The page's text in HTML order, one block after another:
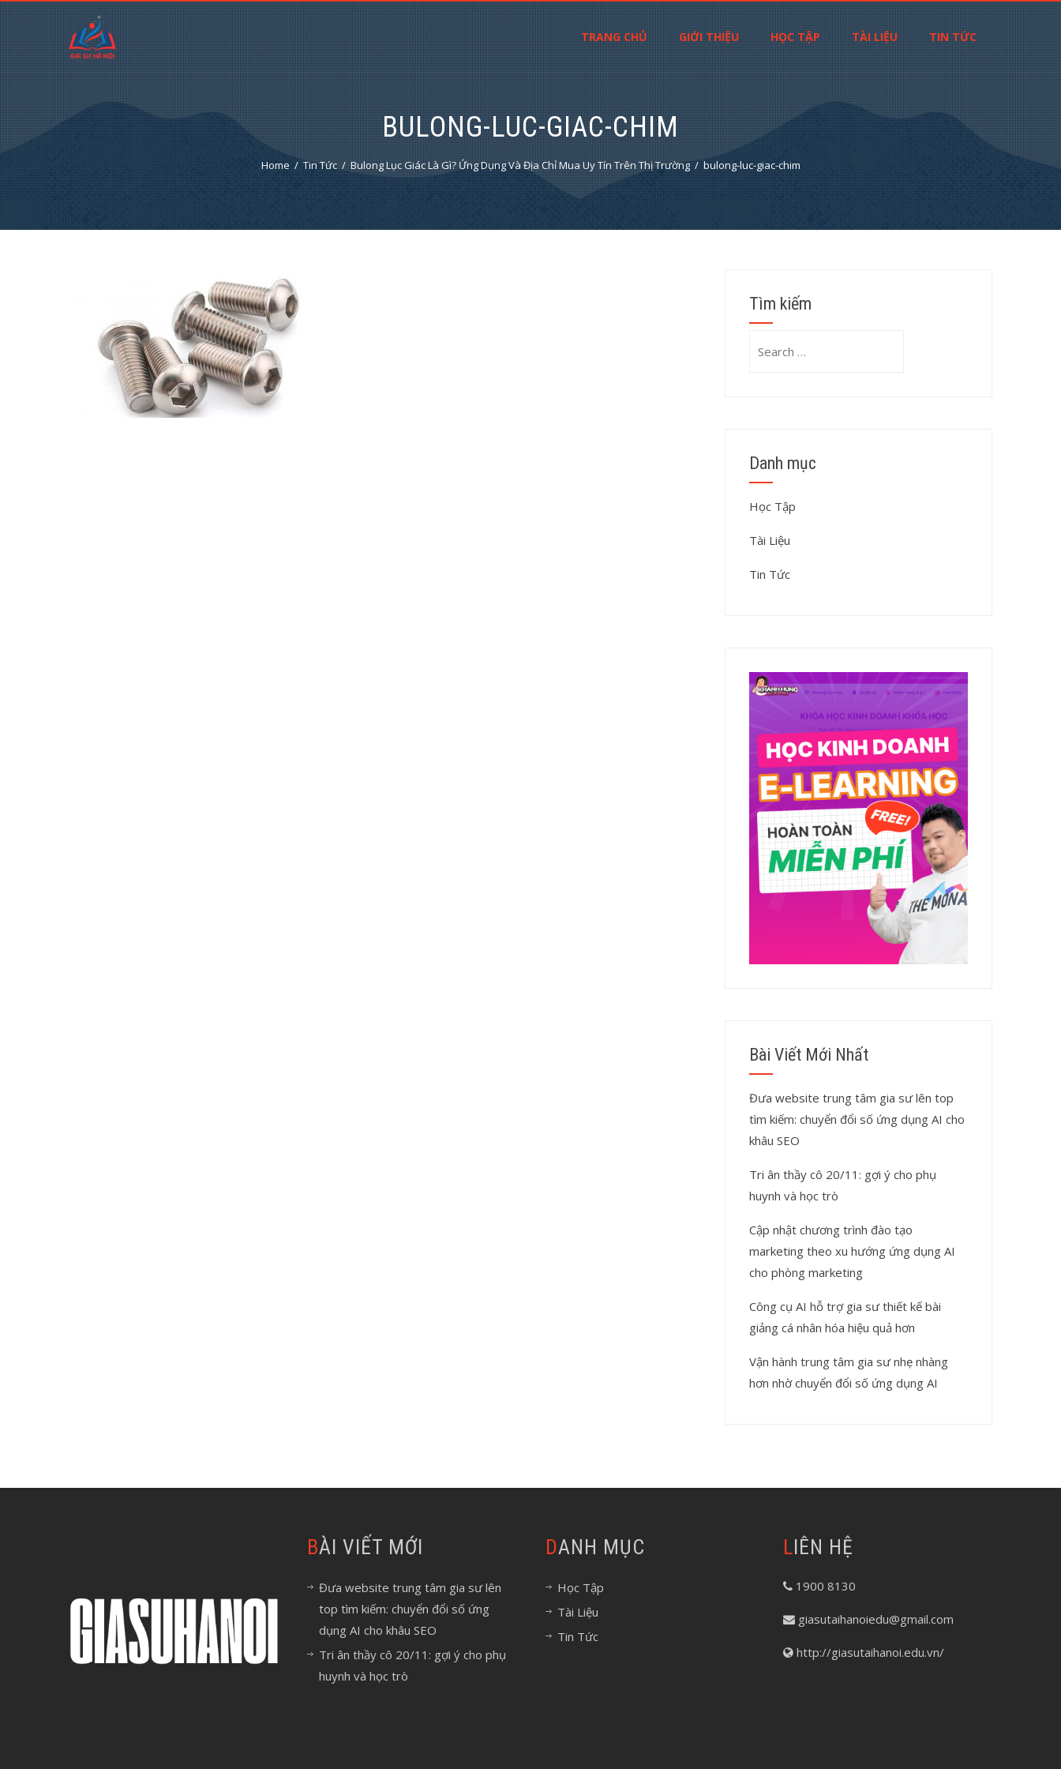
TRANG CHỦ GIỚI THIỆU HỌC TẬP TÀI LIỆU TIN TỨC
BULONG-LUC-GIAC-CHIM
Home Tin Tức Bulong Lục Giác Là Gì? Ứng Dụng Và Địa Chỉ Mua Uy Tín Trên Thị Trường bulong-luc-giac-chim
Tìm kiếm
Danh mục
Học Tập
Tài Liệu
Tin Tức
Bài Viết Mới Nhất
Đưa website trung tâm gia sư lên top
tìm kiếm: chuyển đổi số ứng dụng AI cho
khâu SEO
Tri ân thầy cô 20/11: gợi ý cho phụ
huynh và học trò
Cập nhật chương trình đào tạo
marketing theo xu hướng ứng dụng AI
cho phòng marketing
Công cụ AI hỗ trợ gia sư thiết kế bài
giảng cá nhân hóa hiệu quả hơn
Vận hành trung tâm gia sư nhẹ nhàng
hơn nhờ chuyển đổi số ứng dụng AI
BÀI VIẾT MỚI
Đưa website trung tâm gia sư lên
top tìm kiếm: chuyển đổi số ứng
dụng AI cho khâu SEO
Tri ân thầy cô 20/11: gợi ý cho phụ
huynh và học trò
DANH MỤC
Học Tập
Tài Liệu
Tin Tức
LIÊN HỆ
1900 8130
giasutaihanoiedu@gmail.com
http://giasutaihanoi.edu.vn/